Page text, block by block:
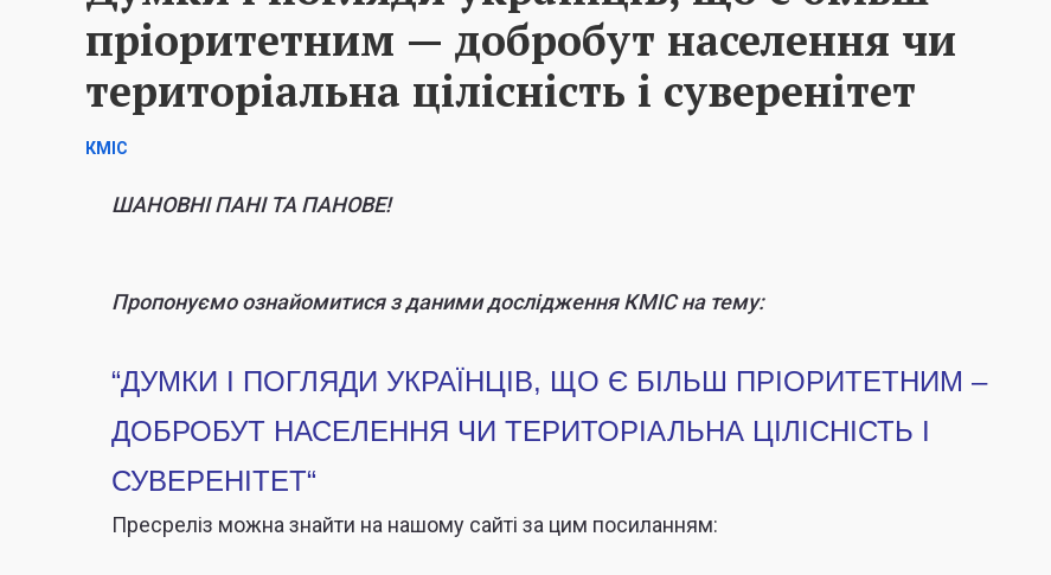
пріоритетним — добробут населення чи
територіальна цілісність і суверенітет
КМІС
ШАНОВНІ ПАНІ ТА ПАНОВЕ!
Пропонуємо ознайомитися з даними дослідження КМІС на тему:
“ДУМКИ І ПОГЛЯДИ УКРАЇНЦІВ, ЩО Є БІЛЬШ ПРІОРИТЕТНИМ –
ДОБРОБУТ НАСЕЛЕННЯ ЧИ ТЕРИТОРІАЛЬНА ЦІЛІСНІСТЬ І
СУВЕРЕНІТЕТ“
Пресреліз можна знайти на нашому сайті за цим посиланням: